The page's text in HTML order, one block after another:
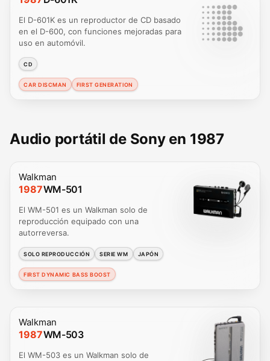
El D-601K es un reproductor de CD basado
en el D-600, con funciones mejoradas para
uso en automóvil.
CD
CAR DISCMAN FIRST GENERATION
Audio portátil de Sony en 1987
Walkman
1987WM-501
El WM-501 es un Walkman solo de
reproducción equipado con una
autorreversa.
SOLO REPRODUCCIÓN SERIE WM JAPÓN
FIRST DYNAMIC BASS BOOST
Walkman
1987WM-503
El WM-503 es un Walkman solo de